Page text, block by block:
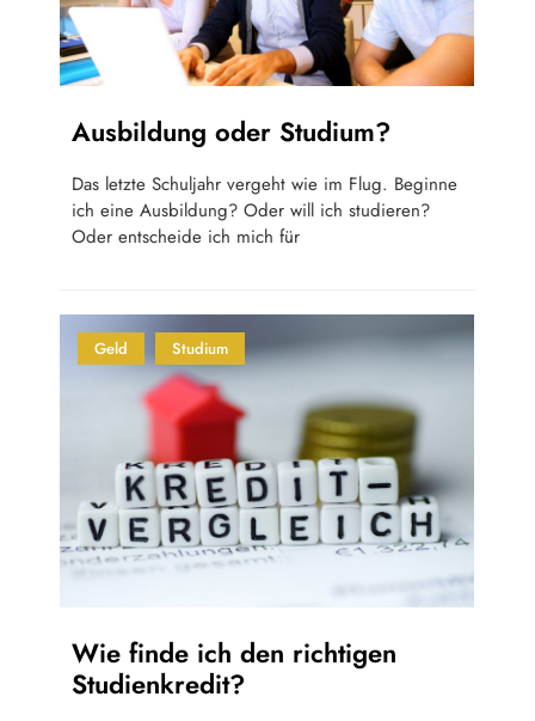
Ausbildung oder Studium?
Das letzte Schuljahr vergeht wie im Flug. Beginne
ich eine Ausbildung? Oder will ich studieren?
Oder entscheide ich mich für
Geld Studium
Wie finde ich den richtigen
Studienkredit?